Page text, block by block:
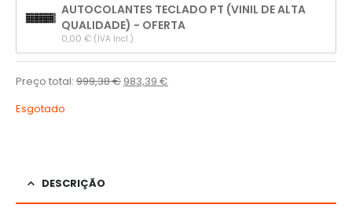
AUTOCOLANTES TECLADO PT (VINIL DE ALTA
QUALIDADE) - OFERTA
0,00 € (IVA Incl.)
Preço total: 999,38€ 983,39 €
Esgotado
DESCRIÇÃO